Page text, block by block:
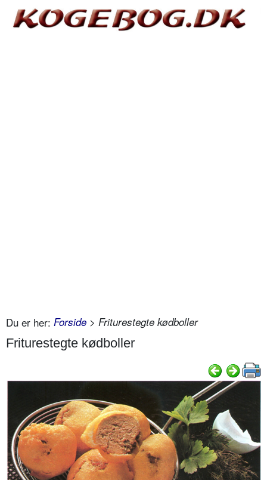
Du er her: Forside > Friturestegte kødboller
Friturestegte kødboller